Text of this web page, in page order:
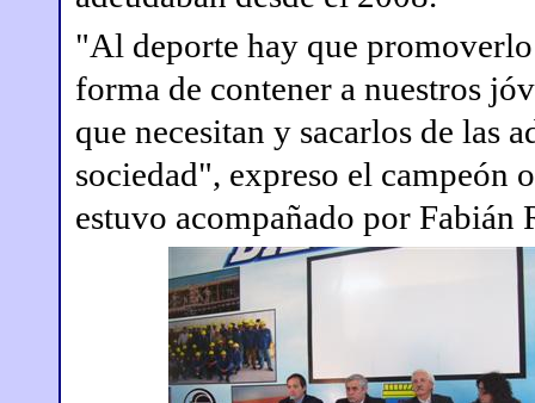
"Al deporte hay que
forma de contener a nuestros
que necesitan y sacarlos de las
sociedad", expreso el
estuvo acompañado por Fabián